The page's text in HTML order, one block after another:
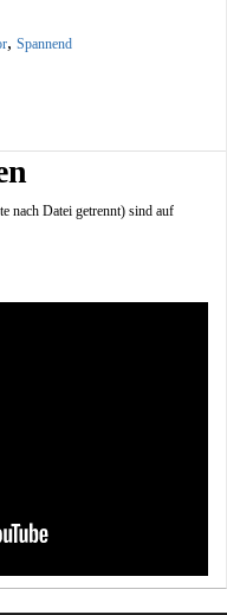
, Spannend
nach Datei getrennt) sind auf